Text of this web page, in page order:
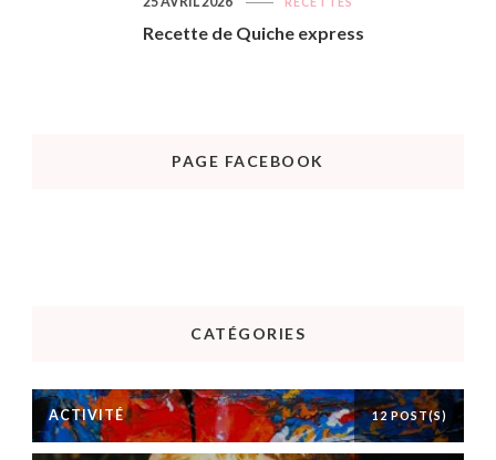
Recette de Quiche express
PAGE FACEBOOK
CATÉGORIES
ACTIVITÉ 12 POST(S)